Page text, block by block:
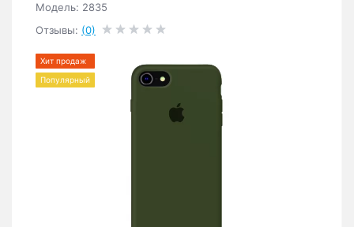
Модель: 2835
Отзывы: (0)
Хит продаж
Популярный